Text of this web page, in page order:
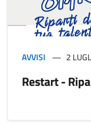
AVVISI 2
Restart -